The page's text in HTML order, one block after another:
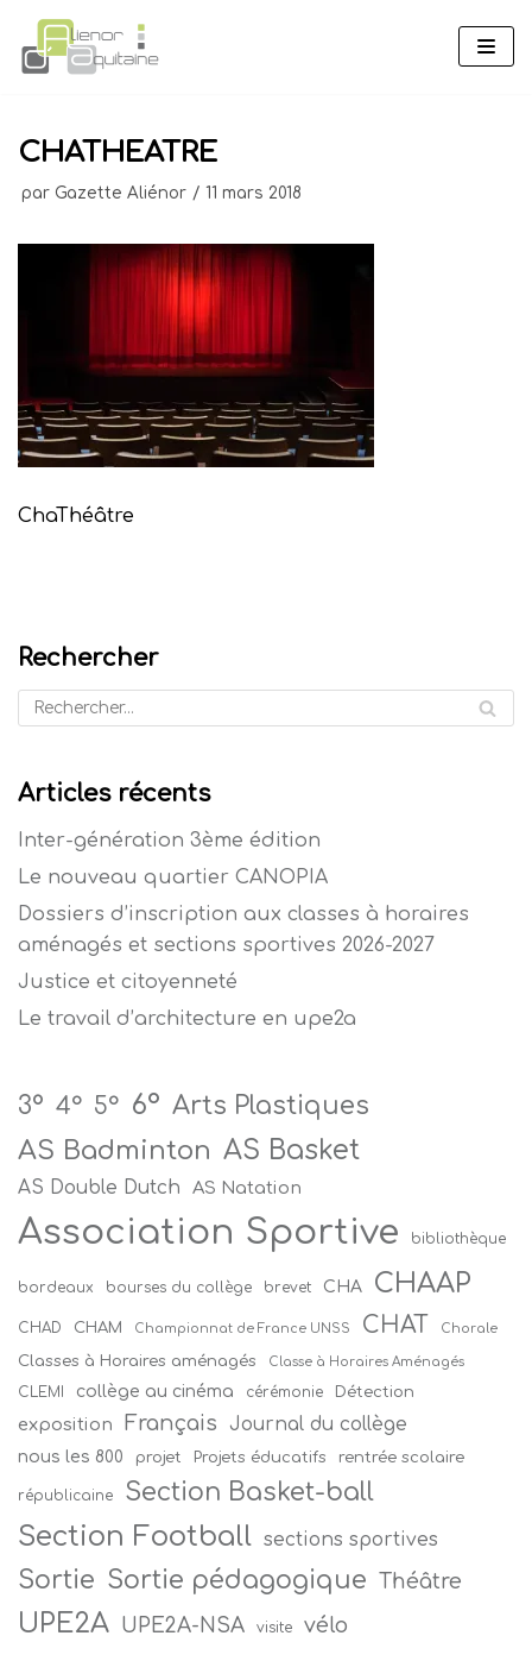
Aller
au
CHATHEATRE
par Gazette Aliénor 11 mars 2018
ChaThéâtre
Rechercher
Articles récents
Inter-génération 3ème édition
Le nouveau quartier CANOPIA
Dossiers d’inscription aux classes à horaires
aménagés et sections sportives 2026-2027
Justice et citoyenneté
Le travail d’architecture en upe2a
3° 4° 5° 6° Arts Plastiques
AS Badminton AS Basket
AS Double Dutch AS Natation
Association Sportive bibliothèque
bordeaux bourses du collège brevet CHA CHAAP
CHAD CHAM Championnat de France UNSS CHAT Chorale
Classes à Horaires aménagés Classe à Horaires Aménagés
CLEMI collège au cinéma cérémonie Détection
exposition Français Journal du collège
nous les 800 projet Projets éducatifs rentrée scolaire
républicaine Section Basket-ball
Section Football sections sportives
Sortie Sortie pédagogique Théâtre
UPE2A UPE2A-NSA visite vélo